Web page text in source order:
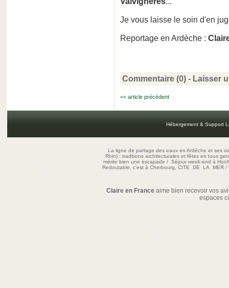
Je vous laisse le soin d'en
Reportage en Ardèche :
Commentaire (0) - Laisser
<< article précédent
Hébergement & Support
La ligne de partage des eaux en Ardèche et ses
Rhin) : traditions architecturales et fêtes en tous
mérite bien une escapade/Séjour week-end à
Redoutable, c'est à Cherbourg, CITE DE LA MER/
Claire en Franceaime bien recevoir vos
espaces